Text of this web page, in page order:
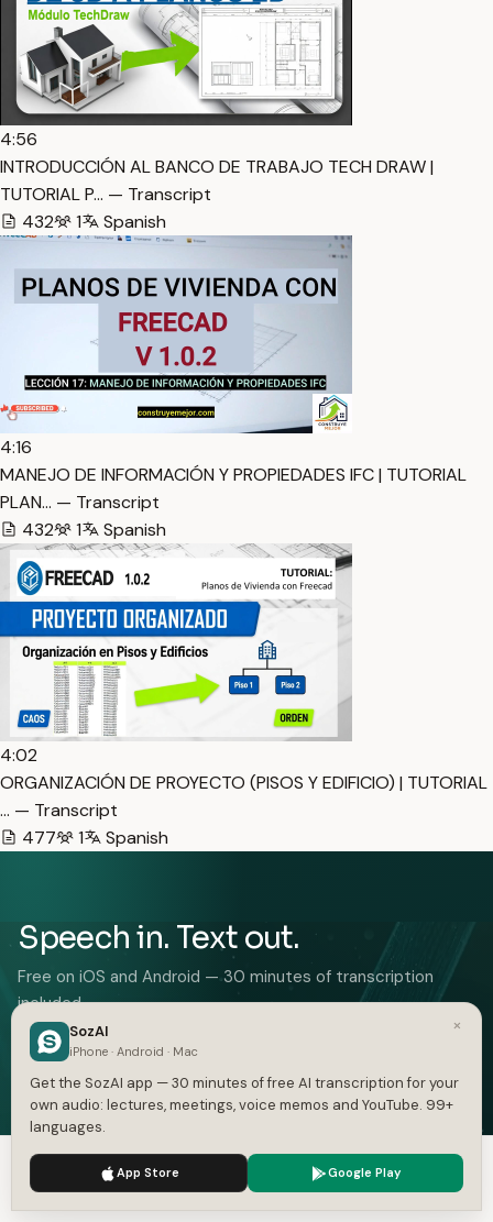
4:56
INTRODUCCIÓN AL BANCO DE TRABAJO TECH DRAW |
TUTORIAL P… — Transcript
432
1 Spanish
4:16
MANEJO DE INFORMACIÓN Y PROPIEDADES IFC | TUTORIAL
PLAN… — Transcript
432
1 Spanish
4:02
ORGANIZACIÓN DE PROYECTO (PISOS Y EDIFICIO) | TUTORIAL
… — Transcript
477
1 Spanish
Speech in. Text out.
Free on iOS and Android — 30 minutes of transcription
included.
Get the App — Free
iOS and Android. 30 minutes free, no card.
We use cookies to enhance your experience.
×
SozAI
iPhone · Android · Mac
Get the SozAI app — 30 minutes of free AI transcription for your
own audio: lectures, meetings, voice memos and YouTube. 99+
languages.
App Store Google Play